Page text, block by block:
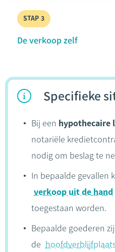
STAP
De verkoop zelf
Specifieke
Bij een hypothecaire
notariële
nodig om beslag te
In bepaalde gevallen
verkoop uit de hand
toegestaan worden.
Bepaalde goederen
de